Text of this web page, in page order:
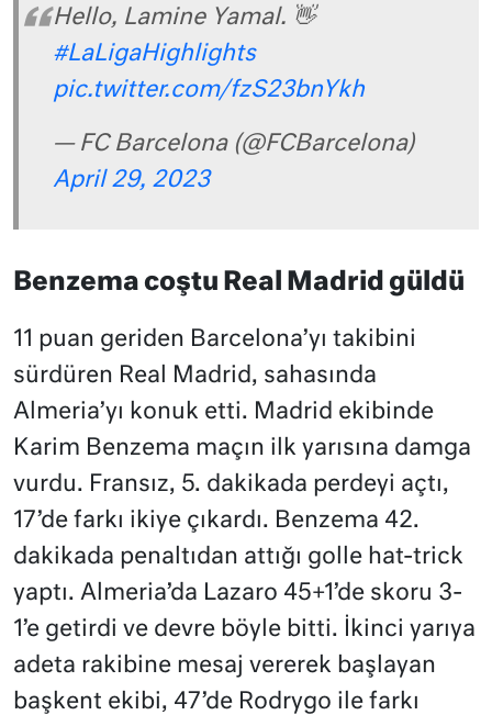
Hello, Lamine Yamal. 👋
#LaLigaHighlights
pic.twitter.com/fzS23bnYkh
— FC Barcelona (@FCBarcelona)
April 29, 2023
Benzema coştu Real Madrid güldü
11 puan geriden Barcelona’yı takibini
sürdüren Real Madrid, sahasında
Almeria’yı konuk etti. Madrid ekibinde
Karim Benzema maçın ilk yarısına damga
vurdu. Fransız, 5. dakikada perdeyi açtı,
17’de farkı ikiye çıkardı. Benzema 42.
dakikada penaltıdan attığı golle hat-trick
yaptı. Almeria’da Lazaro 45+1’de skoru 3-
1’e getirdi ve devre böyle bitti. İkinci yarıya
adeta rakibine mesaj vererek başlayan
başkent ekibi, 47’de Rodrygo ile farkı